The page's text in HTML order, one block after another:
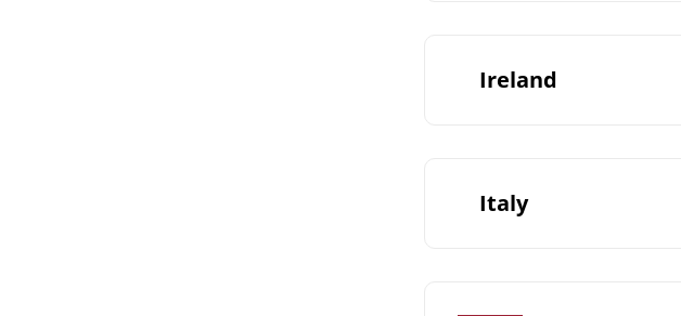
Ireland
Italy